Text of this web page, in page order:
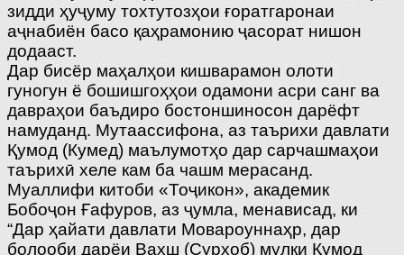
зидди ҳуҷуму тохтутозҳои ғоратгаронаи
аҷнабиён басо қаҳрамонию ҷасорат нишон
додааст.
Дар бисёр маҳалҳои кишварамон олоти
гуногун ё бошишгоҳҳои одамони асри санг ва
давраҳои баъдиро бостоншиносон дарёфт
намуданд. Мутаассифона, аз таърихи давлати
Қумод (Кумед) маълумотҳо дар сарчашмаҳои
таърихӣ хеле кам ба чашм мерасанд.
Муаллифи китоби «Тоҷикон», академик
Бобоҷон Ғафуров, аз ҷумла, менависад, ки
“Дар ҳайати давлати Мовароуннаҳр, дар
болооби дарёи Вахш (Сурхоб) мулки Қумод